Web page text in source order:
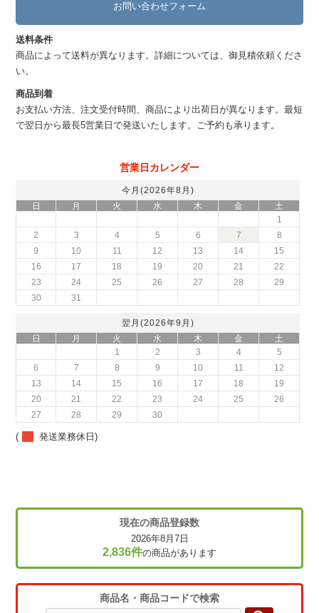
お問い合わせフォーム
送料条件
商品によって送料が異なります。詳細については、御見積依頼くださ
い。
商品到着
お支払い方法、注文受付時間、商品により出荷日が異なります。最短
で翌日から最長5営業日で発送いたします。ご予約も承ります。
営業日カレンダー
今月(2026年8月)
日
月 火 水 木 金
土
1
2
3 4 5 6 7
8
9
10 11 12 13 14
15
16
17 18 19 20 21
22
23
24 25 26 27 28
29
30
31
翌月(2026年9月)
日
月 火 水 木 金
土
1
2 3 4
5
6
7 8 9 10 11
12
13
14 15 16 17 18
19
20
21 22 23 24 25
26
27
28 29 30
( 発送業務休日)
現在の商品登録数
2026年8月7日
2,836件の商品があります
商品名・商品コードで検索